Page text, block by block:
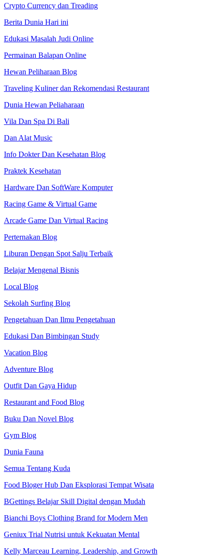
Crypto Currency dan Treading
Berita Dunia Hari ini
Edukasi Masalah Judi Online
Permainan Balapan Online
Hewan Peliharaan Blog
Traveling Kuliner dan Rekomendasi Restaurant
Dunia Hewan Peliaharaan
Vila Dan Spa Di Bali
Dan Alat Music
Info Dokter Dan Kesehatan Blog
Praktek Kesehatan
Hardware Dan SoftWare Komputer
Racing Game & Virtual Game
Arcade Game Dan Virtual Racing
Perternakan Blog
Liburan Dengan Spot Salju Terbaik
Belajar Mengenal Bisnis
Local Blog
Sekolah Surfing Blog
Pengetahuan Dan Ilmu Pengetahuan
Edukasi Dan Bimbingan Study
Vacation Blog
Adventure Blog
Outfit Dan Gaya Hidup
Restaurant and Food Blog
Buku Dan Novel Blog
Gym Blog
Dunia Fauna
Semua Tentang Kuda
Food Bloger Hub Dan Eksplorasi Tempat Wisata
BGettings Belajar Skill Digital dengan Mudah
Bianchi Boys Clothing Brand for Modern Men
Geniux Trial Nutrisi untuk Kekuatan Mental
Kelly Marceau Learning, Leadership, and Growth